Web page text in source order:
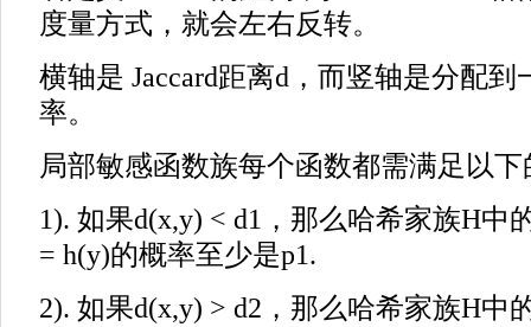
度量方式，就会左右反转。
横轴是 Jaccard距离d，而竖轴是分配
率。
局部敏感函数族每个函数都需满足以
1). 如果d(x,y) < d1，那么哈希家族H中
= h(y)的概率至少是p1.
2). 如果d(x,y) > d2，那么哈希家族H中